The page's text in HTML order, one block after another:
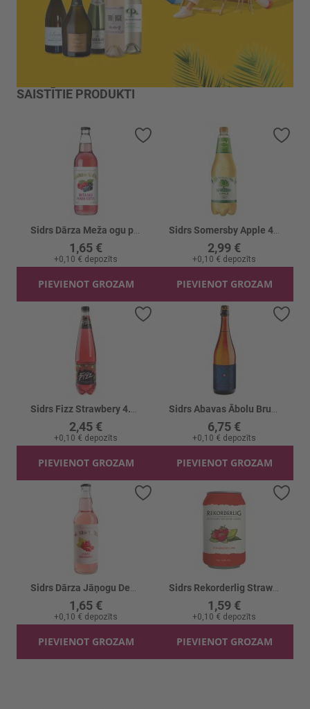
SAISTĪTIE PRODUKTI
1,65 €
+0,10 € depozīts
PIEVIENOT GROZAM
Pievienot vēlmju sarakstam
2,99 €
+0,10 € depozīts
PIEVIENOT GROZAM
2,45 €
+0,10 € depozīts
PIEVIENOT GROZAM
Pievienot vēlmju sarakstam
6,75 €
+0,10 € depozīts
PIEVIENOT GROZAM
1,65 €
+0,10 € depozīts
PIEVIENOT GROZAM
Pievienot vēlmju sarakstam
1,59 €
+0,10 € depozīts
PIEVIENOT GROZAM